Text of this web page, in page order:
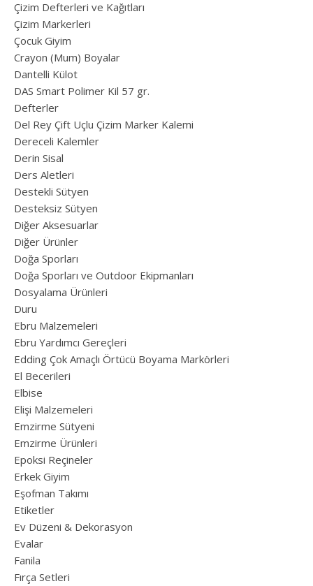
Çizim Defterleri ve Kağıtları
Çizim Markerleri
Çocuk Giyim
Crayon (Mum) Boyalar
Dantelli Külot
DAS Smart Polimer Kil 57 gr.
Defterler
Del Rey Çift Uçlu Çizim Marker Kalemi
Dereceli Kalemler
Derin Sisal
Ders Aletleri
Destekli Sütyen
Desteksiz Sütyen
Diğer Aksesuarlar
Diğer Ürünler
Doğa Sporları
Doğa Sporları ve Outdoor Ekipmanları
Dosyalama Ürünleri
Duru
Ebru Malzemeleri
Ebru Yardımcı Gereçleri
Edding Çok Amaçlı Örtücü Boyama Markörleri
El Becerileri
Elbise
Elişi Malzemeleri
Emzirme Sütyeni
Emzirme Ürünleri
Epoksi Reçineler
Erkek Giyim
Eşofman Takımı
Etiketler
Ev Düzeni & Dekorasyon
Evalar
Fanila
Fırça Setleri